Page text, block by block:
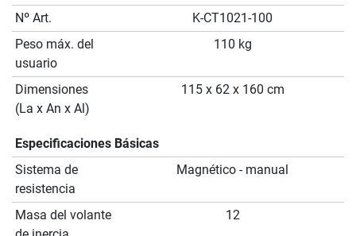
Nº Art.
K-CT1021-100
Peso máx. del
usuario
110 kg
Dimensiones
(La x An x Al)
115 x 62 x 160 cm
Especificaciones Básicas
Sistema de
resistencia
Magnético - manual
Masa del volante
12